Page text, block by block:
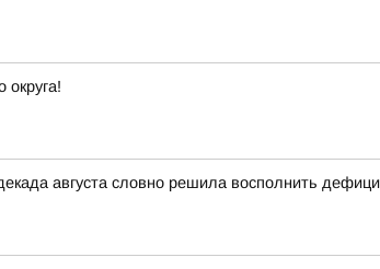
округа!
августа словно решила восполнить